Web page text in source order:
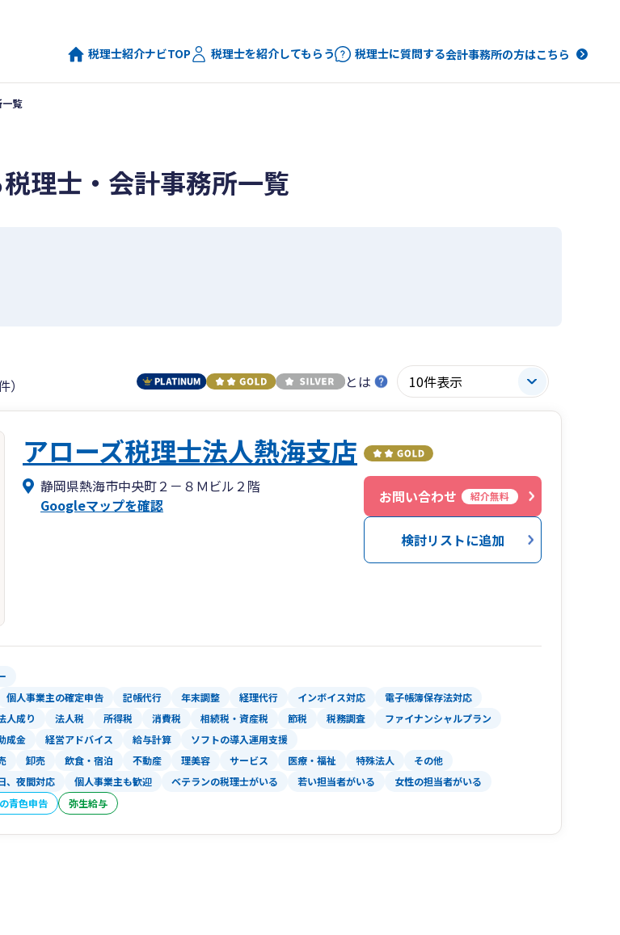
税理士紹介ナビTOP 税理士を紹介してもらう 税理士に質問する会計事務所の方はこちら
一覧
理士・会計事務所一覧
とは
アローズ税理士法人熱海支店
静岡県熱海市中央町２－８Ｍビル２階
Googleマップを確認
お問い合わせ 紹介無料
検討リストに追加
個人事業主の確定申告 記帳代行 年末調整 経理代行 インボイス対応
電子帳簿保存法対応
人成り 法人税 所得税 消費税 相続税・資産税 節税 税務調査
ファイナンシャルプラン
成金
経営アドバイス 給与計算 ソフトの導入運用支援
卸売 飲食・宿泊 不動産 理美容 サービス 医療・福祉 特殊法人 その他
、夜間対応 個人事業主も歓迎 ベテランの税理士がいる 若い担当者がいる 女性の担当者がいる
青色申告 弥生給与